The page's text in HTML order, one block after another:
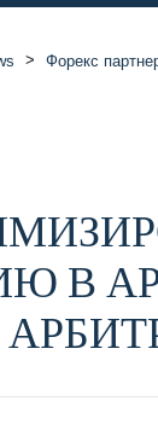
> Форекс
В